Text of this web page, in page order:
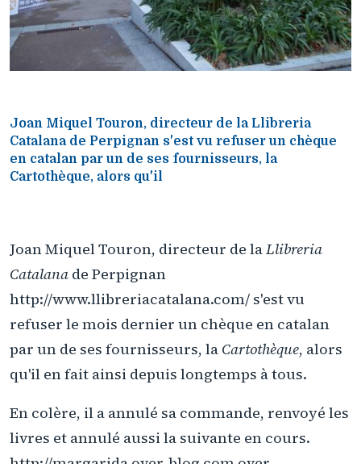
Joan Miquel Touron, directeur de la Llibreria
Catalana de Perpignan s'est vu refuser un chèque
en catalan par un de ses fournisseurs, la
Cartothèque, alors qu'il
Joan Miquel Touron, directeur de laLlibreria
Catalana de Perpignan
http://www.llibreriacatalana.com/ s'est vu
refuser le mois dernier un chèque en catalan
par un de ses fournisseurs, la Cartothèque, alors
qu'il en fait ainsi depuis longtemps à tous.
En colère, il a annulé sa commande, renvoyé les
livres et annulé aussi la suivante en cours.